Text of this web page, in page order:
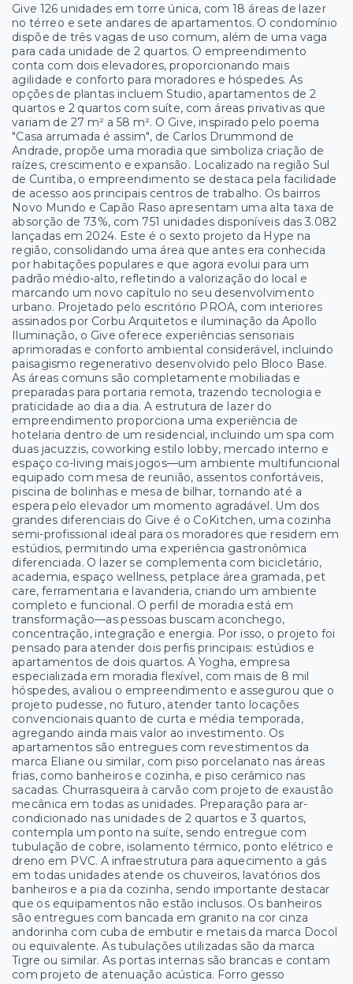
Give 126 unidades em torre única, com 18 áreas de lazer
no térreo e sete andares de apartamentos. O condomínio
dispõe de três vagas de uso comum, além de uma vaga
para cada unidade de 2 quartos. O empreendimento
conta com dois elevadores, proporcionando mais
agilidade e conforto para moradores e hóspedes. As
opções de plantas incluem Studio, apartamentos de 2
quartos e 2 quartos com suíte, com áreas privativas que
variam de 27 m² a 58 m². O Give, inspirado pelo poema
"Casa arrumada é assim", de Carlos Drummond de
Andrade, propõe uma moradia que simboliza criação de
raízes, crescimento e expansão. Localizado na região Sul
de Curitiba, o empreendimento se destaca pela facilidade
de acesso aos principais centros de trabalho. Os bairros
Novo Mundo e Capão Raso apresentam uma alta taxa de
absorção de 73%, com 751 unidades disponíveis das 3.082
lançadas em 2024. Este é o sexto projeto da Hype na
região, consolidando uma área que antes era conhecida
por habitações populares e que agora evolui para um
padrão médio-alto, refletindo a valorização do local e
marcando um novo capítulo no seu desenvolvimento
urbano. Projetado pelo escritório PROA, com interiores
assinados por Corbu Arquitetos e iluminação da Apollo
Iluminação, o Give oferece experiências sensoriais
aprimoradas e conforto ambiental considerável, incluindo
paisagismo regenerativo desenvolvido pelo Bloco Base.
As áreas comuns são completamente mobiliadas e
preparadas para portaria remota, trazendo tecnologia e
praticidade ao dia a dia. A estrutura de lazer do
empreendimento proporciona uma experiência de
hotelaria dentro de um residencial, incluindo um spa com
duas jacuzzis, coworking estilo lobby, mercado interno e
espaço co-living mais jogos—um ambiente multifuncional
equipado com mesa de reunião, assentos confortáveis,
piscina de bolinhas e mesa de bilhar, tornando até a
espera pelo elevador um momento agradável. Um dos
grandes diferenciais do Give é o CoKitchen, uma cozinha
semi-profissional ideal para os moradores que residem em
estúdios, permitindo uma experiência gastronômica
diferenciada. O lazer se complementa com bicicletário,
academia, espaço wellness, petplace área gramada, pet
care, ferramentaria e lavanderia, criando um ambiente
completo e funcional. O perfil de moradia está em
transformação—as pessoas buscam aconchego,
concentração, integração e energia. Por isso, o projeto foi
pensado para atender dois perfis principais: estúdios e
apartamentos de dois quartos. A Yogha, empresa
especializada em moradia flexível, com mais de 8 mil
hóspedes, avaliou o empreendimento e assegurou que o
projeto pudesse, no futuro, atender tanto locações
convencionais quanto de curta e média temporada,
agregando ainda mais valor ao investimento. Os
apartamentos são entregues com revestimentos da
marca Eliane ou similar, com piso porcelanato nas áreas
frias, como banheiros e cozinha, e piso cerâmico nas
sacadas. Churrasqueira à carvão com projeto de exaustão
mecânica em todas as unidades. Preparação para ar-
condicionado nas unidades de 2 quartos e 3 quartos,
contempla um ponto na suíte, sendo entregue com
tubulação de cobre, isolamento térmico, ponto elétrico e
dreno em PVC. A infraestrutura para aquecimento a gás
em todas unidades atende os chuveiros, lavatórios dos
banheiros e a pia da cozinha, sendo importante destacar
que os equipamentos não estão inclusos. Os banheiros
são entregues com bancada em granito na cor cinza
andorinha com cuba de embutir e metais da marca Docol
ou equivalente. As tubulações utilizadas são da marca
Tigre ou similar. As portas internas são brancas e contam
com projeto de atenuação acústica. Forro gesso